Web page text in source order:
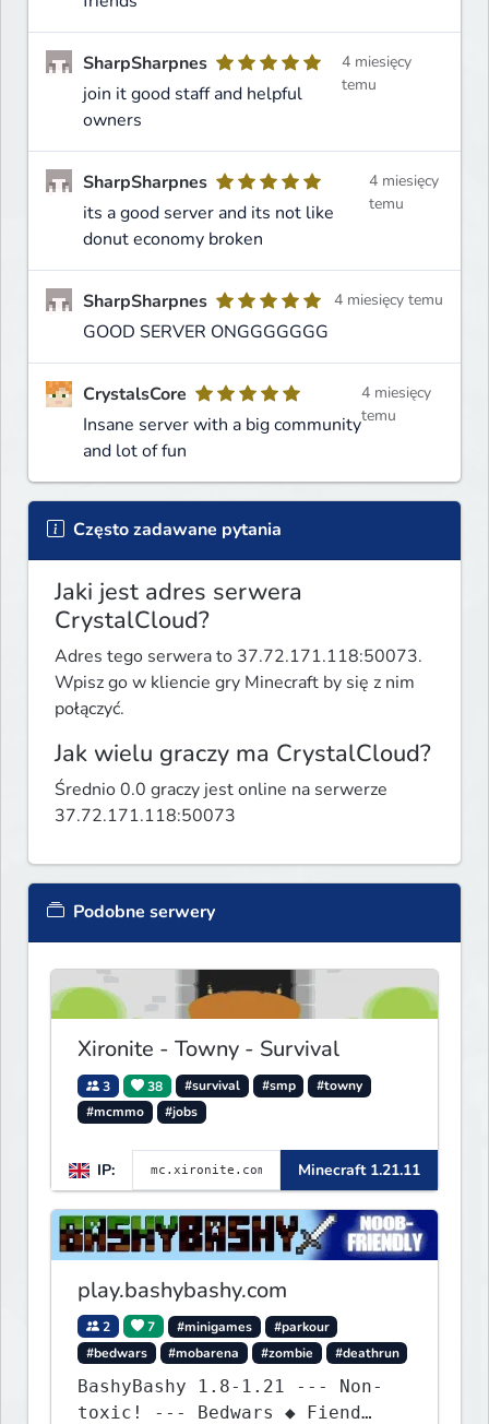
SharpSharpnes
join it good staff and helpful
owners
4 miesięcy
temu
SharpSharpnes
its a good server and its not like
donut economy broken
4 miesięcy
temu
SharpSharpnes
GOOD SERVER ONGGGGGGG
4 miesięcy temu
CrystalsCore
Insane server with a big community
and lot of fun
4 miesięcy
temu
Często zadawane pytania
Jaki jest adres serwera
CrystalCloud?
Adres tego serwera to 37.72.171.118:50073.
Wpisz go w kliencie gry Minecraft by się z nim
połączyć.
Jak wielu graczy ma CrystalCloud?
Średnio 0.0 graczy jest online na serwerze
37.72.171.118:50073
Podobne serwery
Xironite - Towny - Survival
3 38 #survival #smp
#towny
#mcmmo
#jobs
IP: Minecraft 1.21.11
play.bashybashy.com
2 7 #minigames
#parkour
#bedwars
#mobarena #zombie #deathrun
BashyBashy 1.8-1.21 --- Non-
toxic! --- Bedwars ◆ Fiend